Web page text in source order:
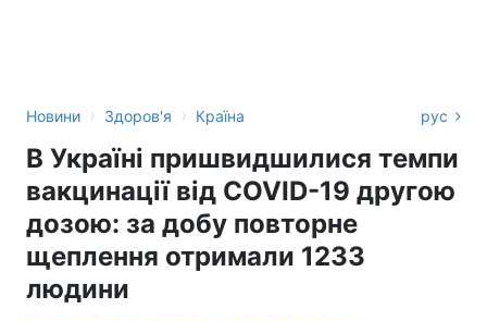
Новини › Здоров'я › Країна рус
В Україні пришвидшилися темпи
вакцинації від COVID-19 другою
дозою: за добу повторне
щеплення отримали 1233
людини